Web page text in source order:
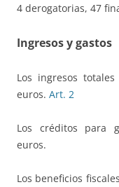
4 derogatorias, 47
Ingresos y gastos
Los ingresos
euros. Art. 2
Los créditos para
euros.
Los beneficios